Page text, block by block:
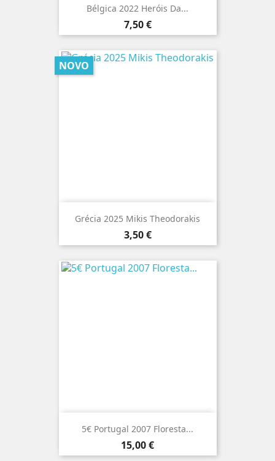
Bélgica 2022 Heróis Da...
Preço
7,50 €
Grécia 2025 Mikis Theodorakis
Preço
3,50 €
NOVO
5€ Portugal 2007 Floresta...
Preço
15,00 €